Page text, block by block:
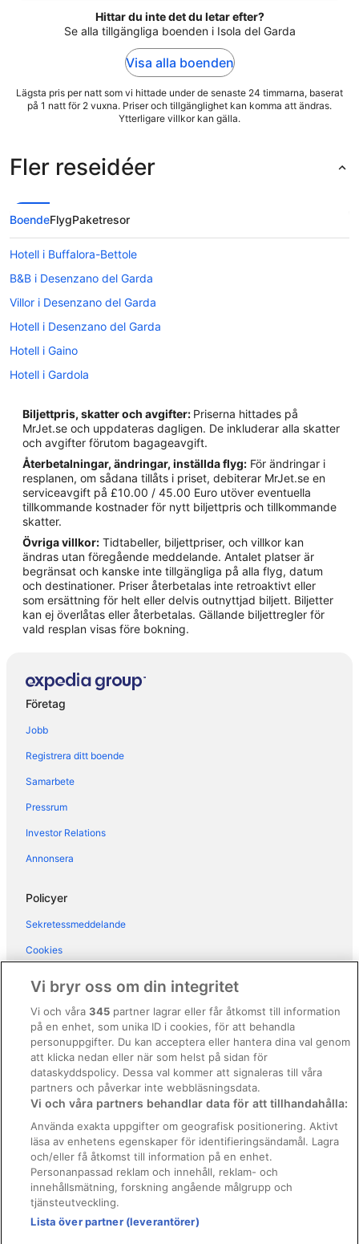
Hittar du inte det du letar efter?
Se alla tillgängliga boenden i Isola del Garda
Visa alla boenden
Lägsta pris per natt som vi hittade under de senaste 24 timmarna, baserat
på 1 natt för 2 vuxna. Priser och tillgänglighet kan komma att ändras.
Ytterligare villkor kan gälla.
Fler reseidéer
BoendeFlygPaketresor
Hotell i Buffalora-Bettole
B&B i Desenzano del Garda
Villor i Desenzano del Garda
Hotell i Desenzano del Garda
Hotell i Gaino
Hotell i Gardola
Hotell i Isola del Garda
Hotell i Padenghe sul Garda
Hotell i Prevalle
Hotell i Puegnago del Garda
Hotell i Salò
Hotell i San Felice del Benaco
Hotell i Sirmione
Hotell i Soiano del Lago
Hotell i Toscolano-Maderno
Hotell i Tremosine
Biljettpris, skatter och avgifter: Priserna hittades på
MrJet.se och uppdateras dagligen. De inkluderar alla skatter
och avgifter förutom bagageavgift.
Återbetalningar, ändringar, inställda flyg: För ändringar i
resplanen, om sådana tillåts i priset, debiterar MrJet.se en
serviceavgift på £10.00 / 45.00 Euro utöver eventuella
tillkommande kostnader för nytt biljettpris och tillkommande
skatter.
Övriga villkor: Tidtabeller, biljettpriser, och villkor kan
ändras utan föregående meddelande. Antalet platser är
begränsat och kanske inte tillgängliga på alla flyg, datum
och destinationer. Priser återbetalas inte retroaktivt eller
som ersättning för helt eller delvis outnyttjad biljett. Biljetter
kan ej överlåtas eller återbetalas. Gällande biljettregler för
vald resplan visas före bokning.
Företag
Jobb
Registrera ditt boende
Samarbete
Pressrum
Investor Relations
Annonsera
Policyer
Sekretessmeddelande
Cookies
Regler och villkor för Vrbo
Tillgänglighetsanpassning
Juridisk information/Kontakta oss
Riktlinjer för innehåll och anmäla innehåll
Hjälp
Kontakta oss
Avboka eller ändra din bokning
Boka ett flyg med flygbolagskredit
Vi bryr oss om din integritet
Vi och våra345 partner lagrar eller får åtkomst till information
på en enhet, som unika ID i cookies, för att behandla
personuppgifter. Du kan acceptera eller hantera dina val genom
att klicka nedan eller när som helst på sidan för
dataskyddspolicy. Dessa val kommer att signaleras till våra
partners och påverkar inte webbläsningsdata.
Vi och våra partners behandlar data för att tillhandahålla:
Använda exakta uppgifter om geografisk positionering. Aktivt
läsa av enhetens egenskaper för identifieringsändamål. Lagra
och/eller få åtkomst till information på en enhet.
Personanpassad reklam och innehåll, reklam- och
innehållsmätning, forskning angående målgrupp och
tjänsteutveckling.
Lista över partner (leverantörer)